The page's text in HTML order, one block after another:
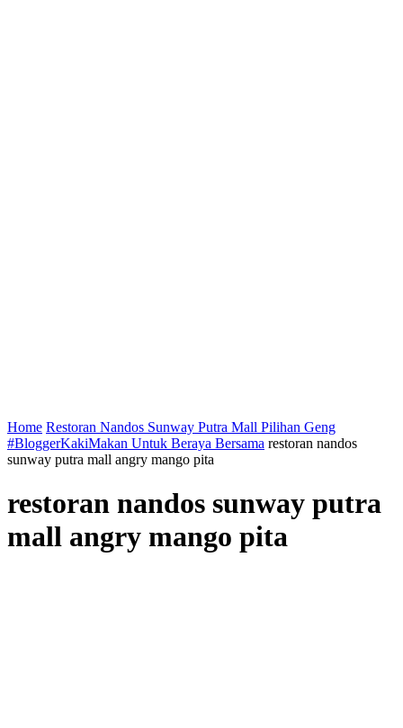
Home Restoran Nandos Sunway Putra Mall Pilihan Geng
#BloggerKakiMakan Untuk Beraya Bersama restoran nandos
sunway putra mall angry mango pita
restoran nandos sunway putra
mall angry mango pita